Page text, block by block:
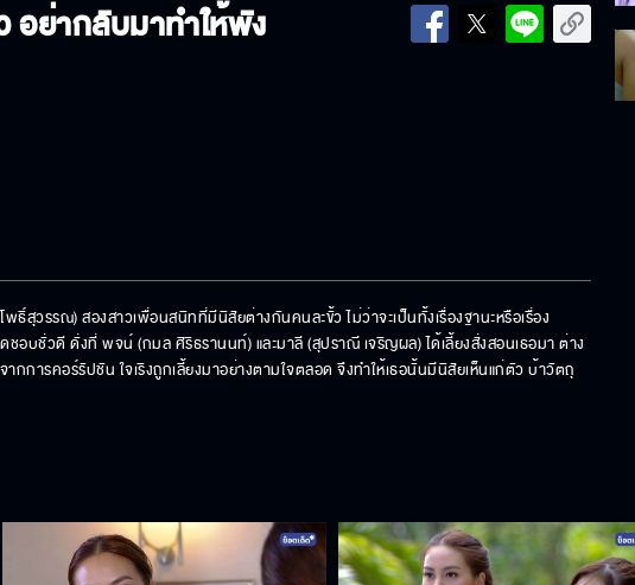
อย่ากลับมาทำให้พัง
พธิ์สุวรรณ) สองสาวเพื่อนสนิทที่มีนิสัยต่างกันคนละขั้ว ไม่ว่าจะเป็นทั้งเรื่องฐานะหรือเรื่อง
อบชั่วดี ดั่งที่ พจน์ (กมล ศิริธรานนท์) และมาลี (สุปราณี เจริญผล) ได้เลี้ยงสั่งสอนเธอมา ต่าง
ากการคอร์รัปชัน ใจเริงถูกเลี้ยงมาอย่างตามใจตลอด จึงทำให้เธอนั้นมีนิสัยเห็นแก่ตัว บ้าวัตถุ